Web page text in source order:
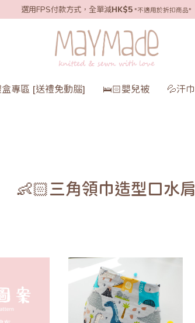
選用FPS付款方式，全單減HK$5 *不適用於折扣商品*
盒專區 [送禮免動腦] 🛌🏻嬰兒被 💦汗巾
👶🏻三角領巾造型口水肩